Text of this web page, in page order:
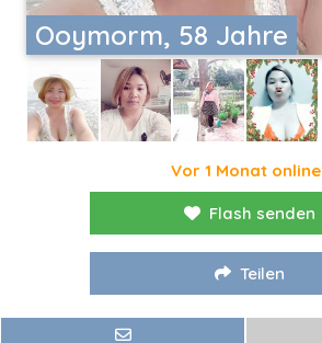
Ooymorm, 58 Jahre
Vor 1 Monat online
Flash senden
Teilen